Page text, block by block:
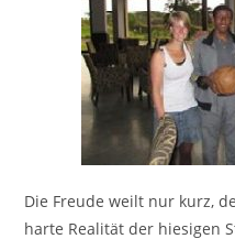
Die Freude weilt nur kurz,
harte Realität der hiesigen